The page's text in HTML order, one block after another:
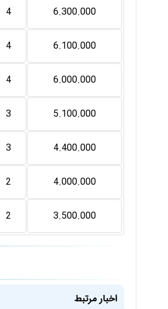
6.300.000
4
6.100.000
4
6.000.000
4
5.100.000
3
4.400.000
3
4.000.000
2
3.500.000
2
اخبار مرتبط